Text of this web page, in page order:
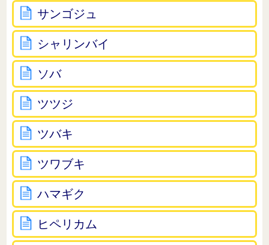
サンゴジュ
シャリンバイ
ソバ
ツツジ
ツバキ
ツワブキ
ハマギク
ヒペリカム